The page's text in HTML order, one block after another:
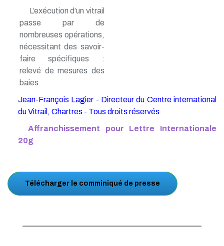
L’exécution d’un vitrail
passe par de
nombreuses opérations,
nécessitant des savoir-
faire spécifiques :
relevé de mesures des
baies
Jean-François Lagier - Directeur du Centre international
du Vitrail, Chartres - Tous droits réservés
Affranchissement pour Lettre Internationale
20g
Télécharger le comminiqué de presse